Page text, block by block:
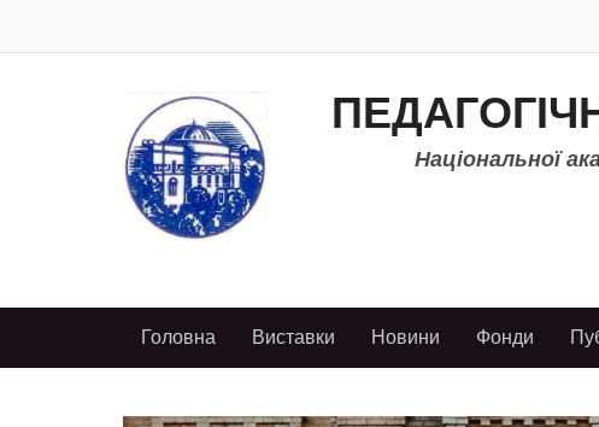
Національної
Головна Виставки Новини Фонди